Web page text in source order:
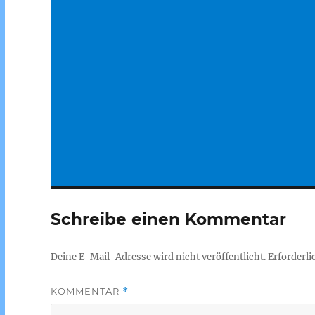
Schreibe einen Kommentar
Deine E-Mail-Adresse wird nicht veröffentlicht.
KOMMENTAR *